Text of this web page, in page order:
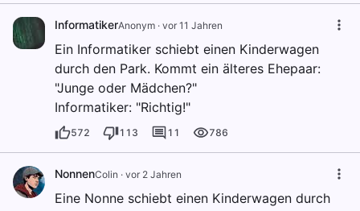
InformatikerAnonym · vor 11 Jahren
Ein Informatiker schiebt einen Kinderwagen
durch den Park. Kommt ein älteres Ehepaar:
"Junge oder Mädchen?"
Informatiker: "Richtig!"
572 113 11 786
NonnenColin · vor 2 Jahren
Eine Nonne schiebt einen Kinderwagen durch